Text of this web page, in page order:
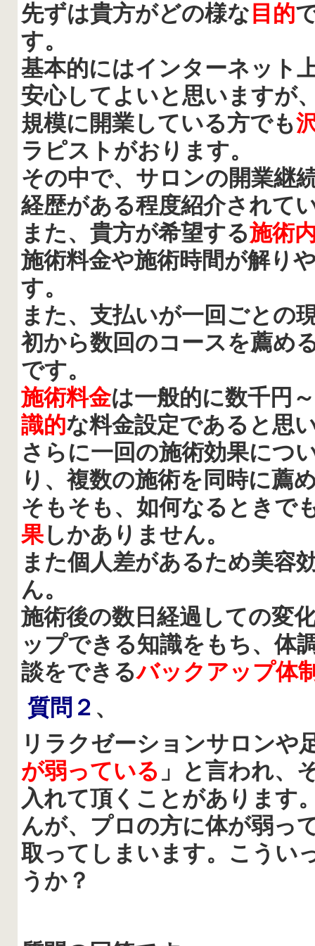
先ずは貴方がどの様な 目的
す。
基本的にはインターネット
安心してよいと思いますが
規模に開業している方でも
ラピストがおります。
その中で、サロンの開業継
経歴がある程度紹介されて
また、貴方が希望する施術
施術料金や施術時間が解り
す。
また、支払いが一回ごとの
初から数回のコースを薦め
です。
施術料金は一般的に数千円
識的な料金設定であると思
さらに一回の施術効果につ
り、複数の施術を同時に薦
そもそも、如何なるときで
果しかありません。
また個人差があるため美容
ん。
施術後の数日経過しての変
ップできる知識をもち、体
談をできるバックアップ体
質問２ 、
リラクゼーションサロンや
が弱っている 」と言われ、
入れて頂くことがあります
んが、プロの方に体が弱っ
取ってしまいます。こうい
うか？